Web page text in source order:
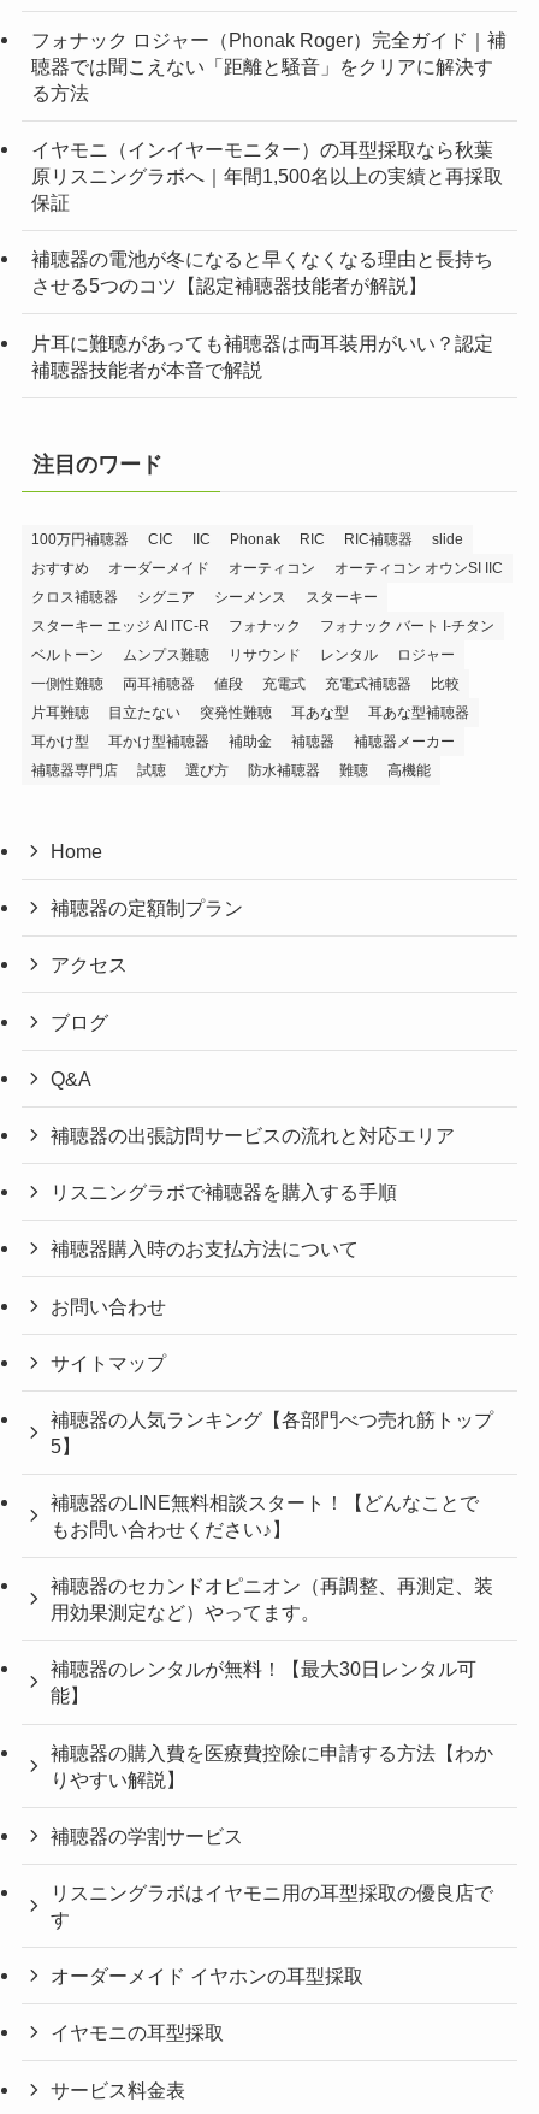
フォナック ロジャー（Phonak Roger）完全ガイド｜補
聴器では聞こえない「距離と騒音」をクリアに解決す
る方法
イヤモニ（インイヤーモニター）の耳型採取なら秋葉
原リスニングラボへ｜年間1,500名以上の実績と再採取
保証
補聴器の電池が冬になると早くなくなる理由と長持ち
させる5つのコツ【認定補聴器技能者が解説】
片耳に難聴があっても補聴器は両耳装用がいい？認定
補聴器技能者が本音で解説
注目のワード
100万円補聴器 CIC IIC Phonak RIC RIC補聴器
slide
おすすめ
オーダーメイド オーティコン
オーティコン オウンSI IIC
クロス補聴器
シグニア シーメンス
スターキー
スターキー エッジ AI ITC-R
フォナック
フォナック バート I-チタン
ベルトーン
ムンプス難聴 リサウンド レンタル
ロジャー
一側性難聴
両耳補聴器 値段 充電式 充電式補聴器
比較
片耳難聴
目立たない 突発性難聴 耳あな型
耳あな型補聴器
耳かけ型
耳かけ型補聴器 補助金 補聴器
補聴器メーカー
補聴器専門店
試聴 選び方 防水補聴器 難聴 高機能
Home
補聴器の定額制プラン
アクセス
ブログ
Q&A
補聴器の出張訪問サービスの流れと対応エリア
リスニングラボで補聴器を購入する手順
補聴器購入時のお支払方法について
お問い合わせ
サイトマップ
補聴器の人気ランキング【各部門べつ売れ筋トップ
5】
補聴器のLINE無料相談スタート！【どんなことで
もお問い合わせください♪】
補聴器のセカンドオピニオン（再調整、再測定、装
用効果測定など）やってます。
補聴器のレンタルが無料！【最大30日レンタル可
能】
補聴器の購入費を医療費控除に申請する方法【わか
りやすい解説】
補聴器の学割サービス
リスニングラボはイヤモニ用の耳型採取の優良店で
す
オーダーメイド イヤホンの耳型採取
イヤモニの耳型採取
サービス料金表